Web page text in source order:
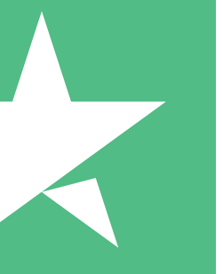
10 Download
20